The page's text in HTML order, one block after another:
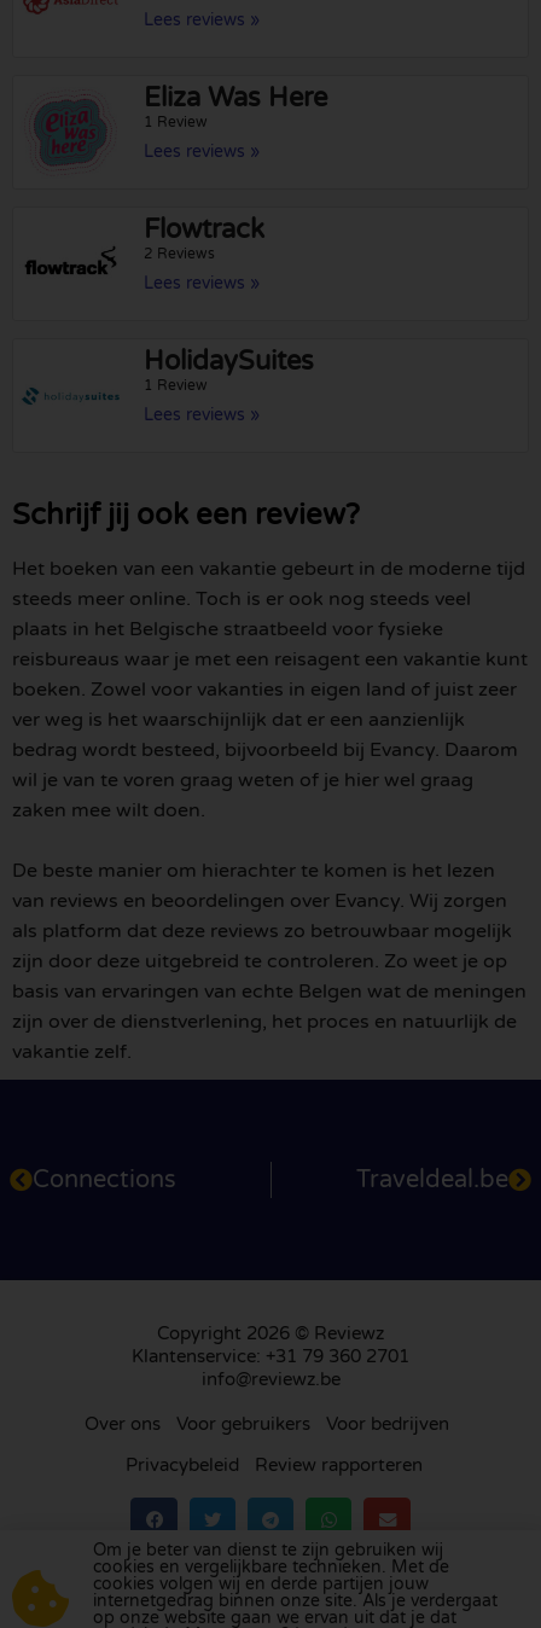
Lees reviews »
Eliza Was Here
1 Review
Lees reviews »
Flowtrack
2 Reviews
Lees reviews »
HolidaySuites
1 Review
Lees reviews »
Schrijf jij ook een review?
Het boeken van een vakantie gebeurt in de moderne tijd
steeds meer online. Toch is er ook nog steeds veel
plaats in het Belgische straatbeeld voor fysieke
reisbureaus waar je met een reisagent een vakantie kunt
boeken. Zowel voor vakanties in eigen land of juist zeer
ver weg is het waarschijnlijk dat er een aanzienlijk
bedrag wordt besteed, bijvoorbeeld bij Evancy. Daarom
wil je van te voren graag weten of je hier wel graag
zaken mee wilt doen.
De beste manier om hierachter te komen is het lezen
van reviews en beoordelingen over Evancy. Wij zorgen
als platform dat deze reviews zo betrouwbaar mogelijk
zijn door deze uitgebreid te controleren. Zo weet je op
basis van ervaringen van echte Belgen wat de meningen
zijn over de dienstverlening, het proces en natuurlijk de
vakantie zelf.
Connections Traveldeal.be
Copyright 2026 © Reviewz
Klantenservice: +31 79 360 2701
info@reviewz.be
Over ons Voor gebruikers
Voor bedrijven
Privacybeleid
Review rapporteren
Bezoek ons review platform in Nederland,het
Verenigd Koninkrijk,Frankrijk, Duitsland ,Spanje,
Om je beter van dienst te zijn gebruiken wij
cookies en vergelijkbare technieken. Met de
cookies volgen wij en derde partijen jouw
internetgedrag binnen onze site. Als je verdergaat
op onze website gaan we ervan uit dat je dat